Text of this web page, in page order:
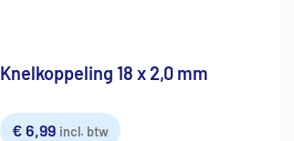
Knelkoppeling 18 x 2,0 mm
€ 6,99 incl. btw